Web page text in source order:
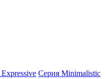
Серия Minimalistic